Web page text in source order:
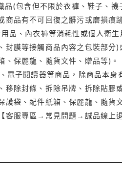
(包含但不限於衣褲、鞋子、
商品有不可回復之髒污或磨損痕
品、內衣褲等消耗性或個人衛
封膜等接觸商品內容之包裝部
、保麗龍、隨貨文件、贈品等)。
電子閱讀器等商品，除商品本
移除封條、拆除吊牌、拆除貼
護袋、配件紙箱、保麗龍、隨貨
客服專區→常見問題→誠品線上